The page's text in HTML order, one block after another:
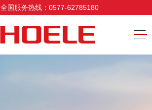
全国服务热线：0577-62785180